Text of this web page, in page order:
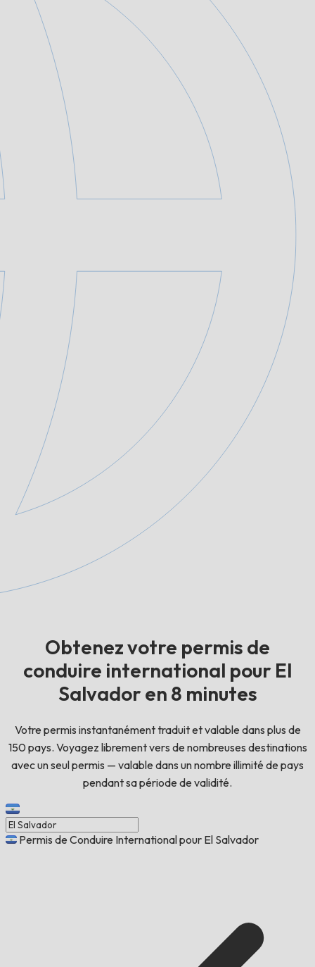
Obtenez votre permis de
conduire international pour El
Salvador en 8 minutes
Votre permis instantanément traduit et valable dans plus de
150 pays. Voyagez librement vers de nombreuses destinations
avec un seul permis — valable dans un nombre illimité de pays
pendant sa période de validité.
Permis de Conduire International pour El Salvador